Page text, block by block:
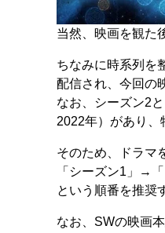
当然、映画を観た
ちなみに時系列を
配信され、今回の
なお、シーズン2
2022年）があり、
そのため、ドラマ
「シーズン1」→
という順番を推奨
なお、SWの映画